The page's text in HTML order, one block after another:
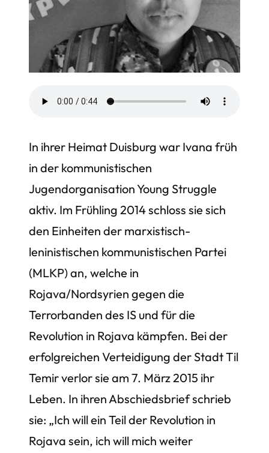
In ihrer Heimat Duisburg war Ivana früh
in der kommunistischen
Jugendorganisation Young Struggle
aktiv. Im Frühling 2014 schloss sie sich
den Einheiten der marxistisch-
leninistischen kommunistischen Partei
(MLKP) an, welche in
Rojava/Nordsyrien gegen die
Terrorbanden des IS und für die
Revolution in Rojava kämpfen. Bei der
erfolgreichen Verteidigung der Stadt Til
Temir verlor sie am 7. März 2015 ihr
Leben. In ihren Abschiedsbrief schrieb
sie: „Ich will ein Teil der Revolution in
Rojava sein, ich will mich weiter